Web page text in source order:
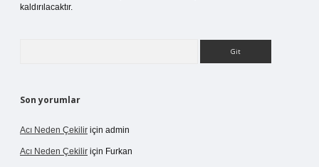
kaldırılacaktır.
Son yorumlar
Acı Neden Çekilir için admin
Acı Neden Çekilir için Furkan